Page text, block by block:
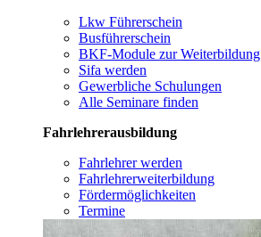
Lkw Führerschein
Busführerschein
BKF-Module zur Weiterbildung
Sifa werden
Gewerbliche Schulungen
Alle Seminare finden
Fahrlehrerausbildung
Fahrlehrer werden
Fahrlehrerweiterbildung
Fördermöglichkeiten
Termine